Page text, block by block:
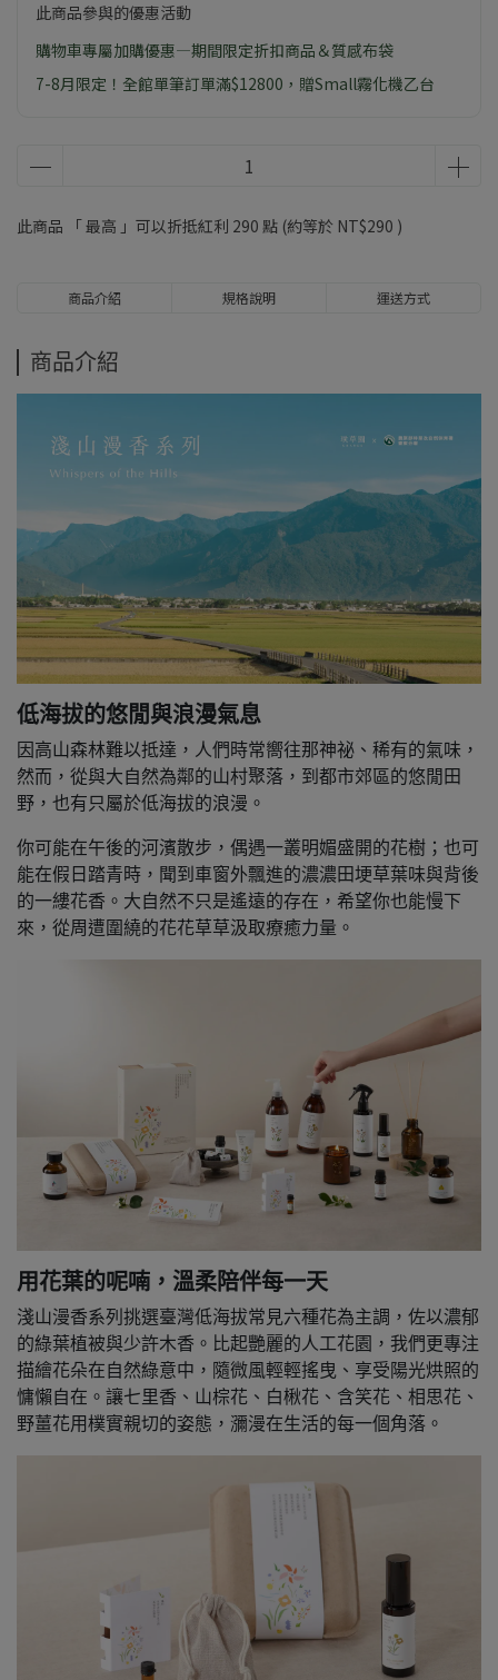
此商品參與的優惠活動
購物車專屬加購優惠—期間限定折扣商品＆質感布袋
7-8月限定！全館單筆訂單滿$12800，贈Small霧化機乙台
此商品 「 最高 」可以折抵紅利 290 點 (約等於 NT$290 )
商品介紹 規格說明 運送方式
商品介紹
低海拔的悠閒與浪漫氣息
因高山森林難以抵達，人們時常嚮往那神祕、稀有的氣味，
然而，從與大自然為鄰的山村聚落，到都市郊區的悠閒田
野，也有只屬於低海拔的浪漫。
你可能在午後的河濱散步，偶遇一叢明媚盛開的花樹；也可
能在假日踏青時，聞到車窗外飄進的濃濃田埂草葉味與背後
的一縷花香。大自然不只是遙遠的存在，希望你也能慢下
來，從周遭圍繞的花花草草汲取療癒力量。
用花葉的呢喃，溫柔陪伴每一天
淺山漫香系列挑選臺灣低海拔常見六種花為主調，佐以濃郁
的綠葉植被與少許木香。比起艷麗的人工花園，我們更專注
描繪花朵在自然綠意中，隨微風輕輕搖曳、享受陽光烘照的
慵懶自在。讓七里香、山棕花、白楸花、含笑花、相思花、
野薑花用樸實親切的姿態，瀰漫在生活的每一個角落。